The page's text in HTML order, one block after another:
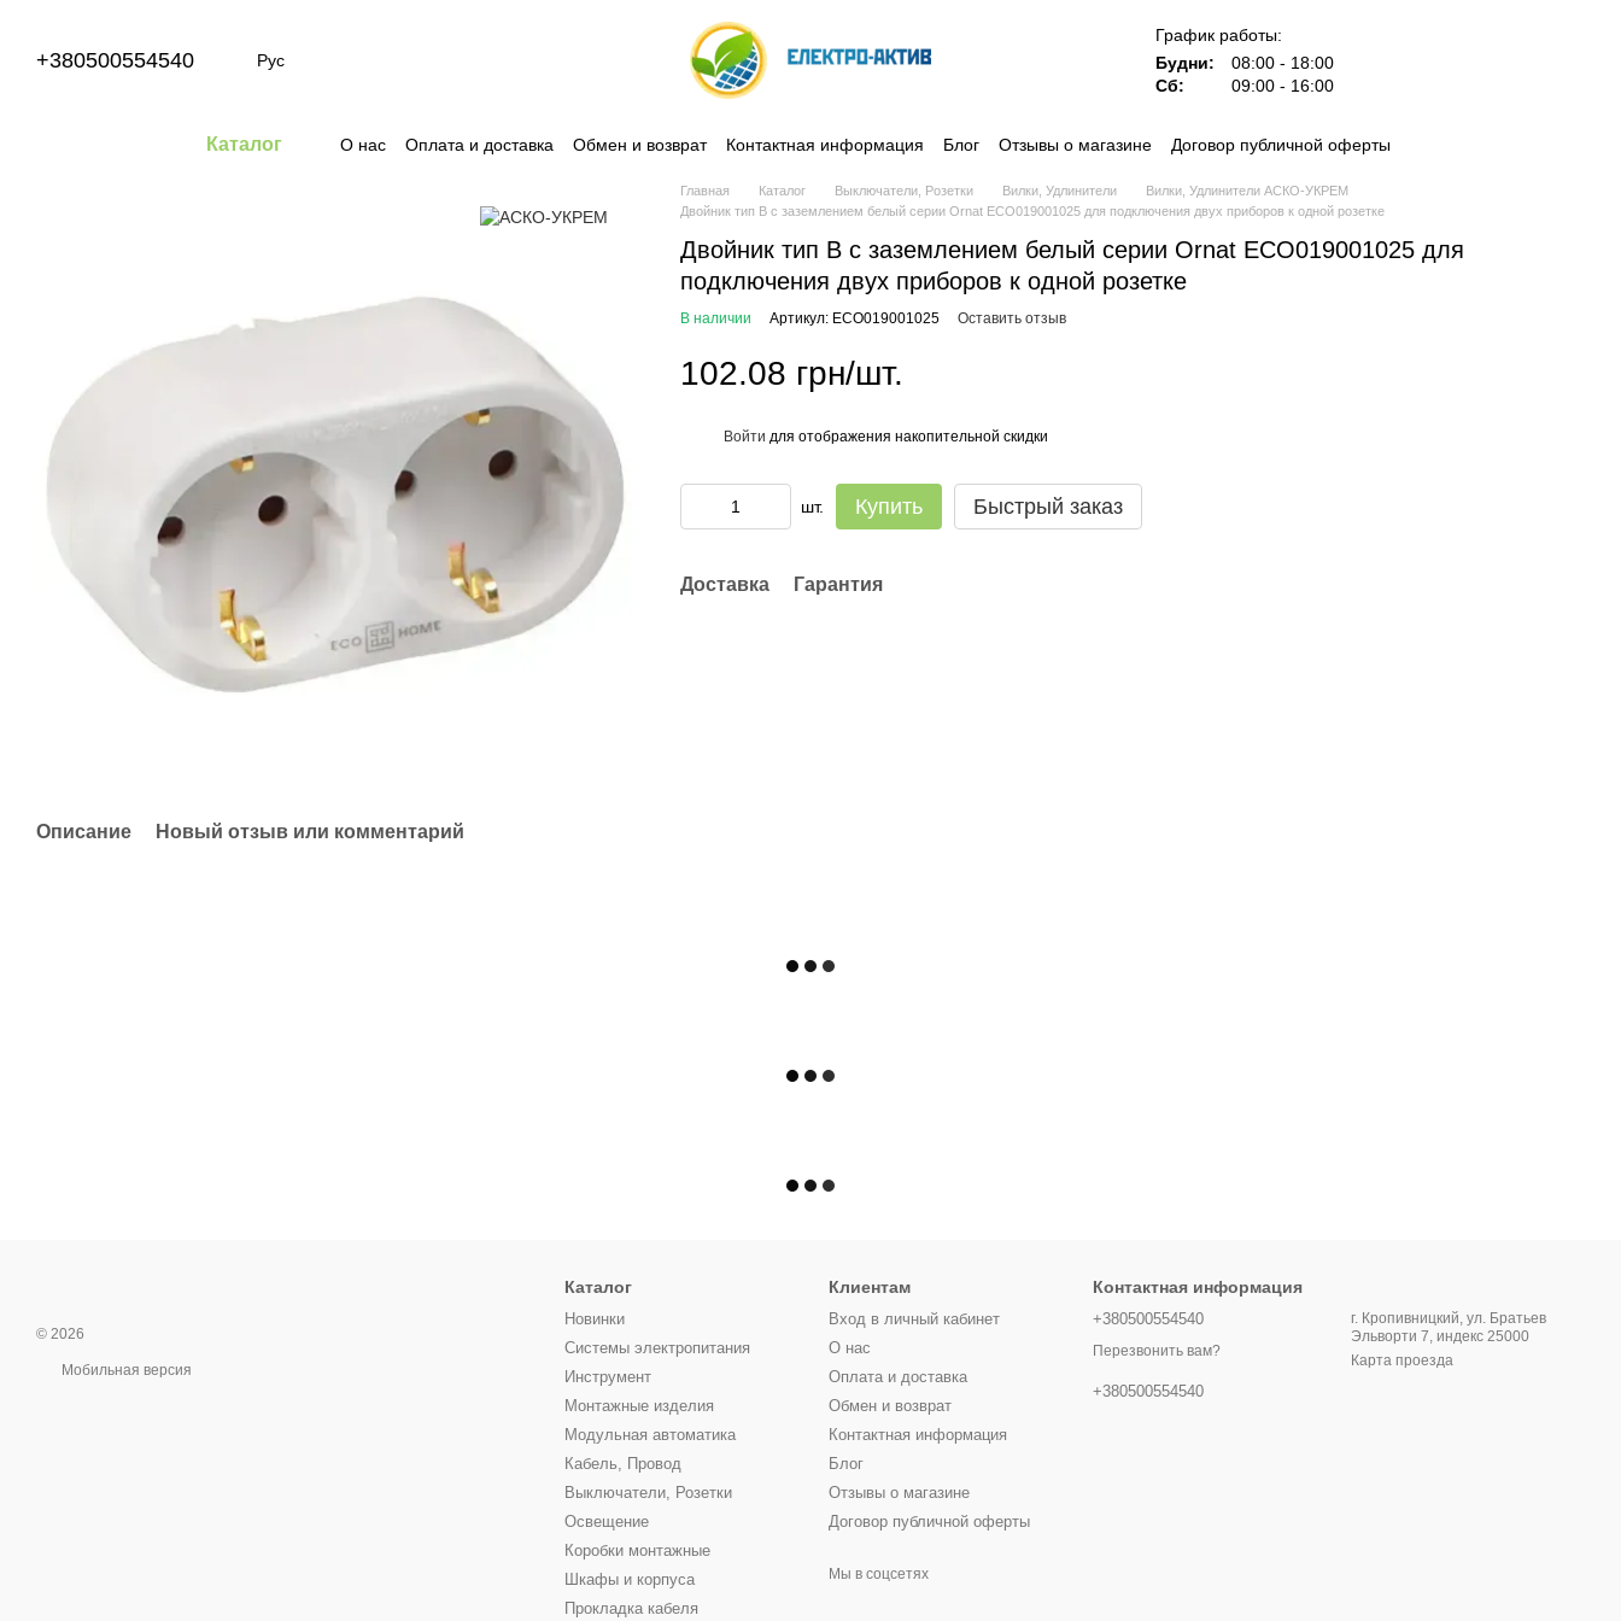
+380500554540 Рус
График работы:
Будни:
08:00 - 18:00
Сб:
09:00 - 16:00
Каталог О нас Оплата и доставка Обмен и возврат Контактная информация Блог Отзывы о магазине Договор публичной оферты
Описание Новый отзыв или комментарий
Главная Каталог Выключатели, Розетки Вилки, Удлинители
Вилки, Удлинители АСКО-УКРЕМ
Двойник тип В с заземлением белый серии Ornat ECO019001025 для подключения двух приборов к одной розетке
Двойник тип В с заземлением белый серии Ornat ECO019001025 для
подключения двух приборов к одной розетке
В наличии Артикул: ECO019001025 Оставить отзыв
102.08 грн/шт.
Войти для отображения накопительной скидки
шт. Купить Быстрый заказ
Доставка Гарантия
© 2026
Мобильная версия
Каталог
Новинки
Системы электропитания
Инструмент
Монтажные изделия
Модульная автоматика
Кабель, Провод
Выключатели, Розетки
Освещение
Коробки монтажные
Шкафы и корпуса
Прокладка кабеля
Клиентам
Вход в личный кабинет
О нас
Оплата и доставка
Обмен и возврат
Контактная информация
Блог
Отзывы о магазине
Договор публичной оферты
Мы в соцсетях
Контактная информация
+380500554540
Перезвонить вам?
+380500554540
г. Кропивницкий, ул. Братьев
Эльворти 7, индекс 25000
Карта проезда